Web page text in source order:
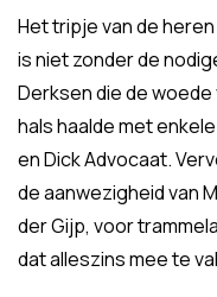
Het tripje van de heren
is niet zonder de
Derksen die de woede
hals haalde met
en Dick Advocaat.
de aanwezigheid van
der Gijp, voor
dat alleszins mee te